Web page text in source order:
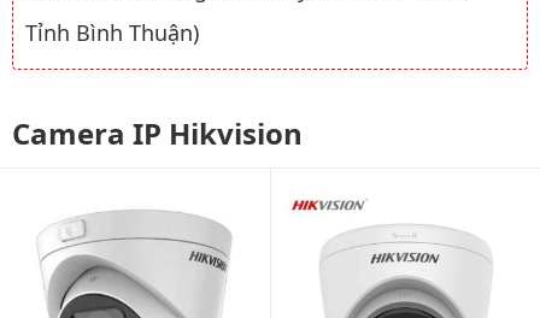
Tỉnh Bình Thuận)
Camera IP Hikvision